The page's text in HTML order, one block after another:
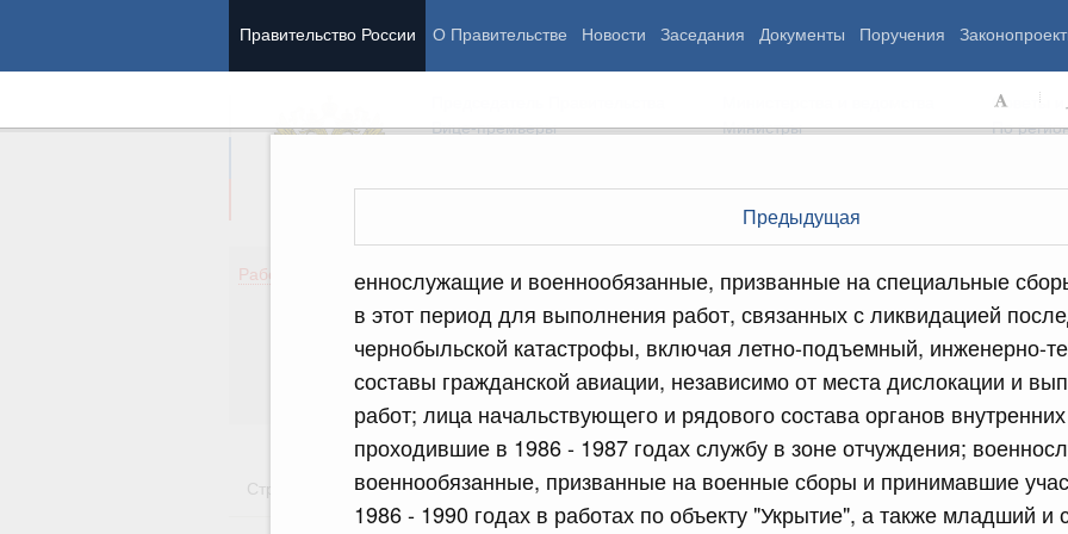
Правительство России О Правительстве Новости Заседания Документы Поручения
Предыдущая
еннослужащие и военнообязанные, призванные на специальные
в этот период для выполнения работ, связанных с ликвидацией
чернобыльской катастрофы, включая летно-подъемный, инженерно-
составы гражданской авиации, независимо от места дислокации и
работ; лица начальствующего и рядового состава органов
проходившие в 1986 - 1987 годах службу в зоне отчуждения;
военнообязанные, призванные на военные сборы и принимавшие
1986 - 1990 годах в работах по объекту "Укрытие", а также младший и
Вице-премьеры
Министры
Советы и
По
Работа Правительства
Демография
Здоровье
Образование
Культура
Общество
Государство
Занятость и труд
Технологическое развитие
Экономика. Регулирование
Финансы
Социальные услуги
Экология
Жильё и
Транспорт и
Энергетика
Сельское
Стратегии Государственные программы Национальные проекты